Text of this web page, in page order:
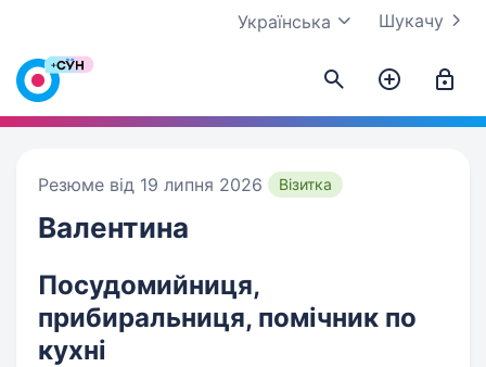
Шукачу
Українська
Резюме від 19 липня 2026 Візитка
Валентина
Посудомийниця,
прибиральниця, помічник по
кухні